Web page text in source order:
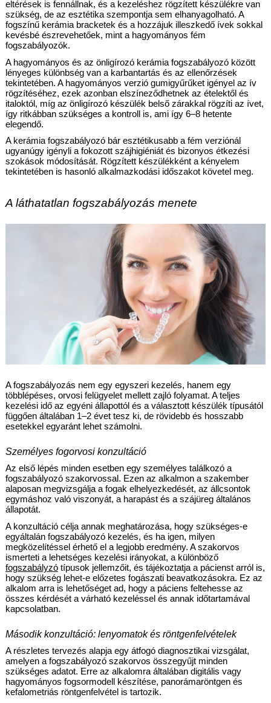
eltérések is fennállnak, és a kezeléshez rögzített készülékre van
szükség, de az esztétika szempontja sem elhanyagolható. A
fogszínű kerámia bracketek és a hozzájuk illeszkedő ívek sokkal
kevésbé észrevehetőek, mint a hagyományos fém
fogszabályozók.
A hagyományos és az önligírozó kerámia fogszabályozó között
lényeges különbség van a karbantartás és az ellenőrzések
tekintetében. A hagyományos verzió gumigyűrűket igényel az ív
rögzítéséhez, ezek azonban elszíneződhetnek az ételektől és
italoktól, míg az önligírozó készülék belső zárakkal rögzíti az ívet,
így ritkábban szükséges a kontroll is, ami így 6–8 hetente
elegendő.
A kerámia fogszabályozó bár esztétikusabb a fém verziónál
ugyanúgy igényli a fokozott szájhigiéniát és bizonyos étkezési
szokások módosítását. Rögzített készülékként a kényelem
tekintetében is hasonló alkalmazkodási időszakot követel meg.
A láthatatlan fogszabályozás menete
A fogszabályozás nem egy egyszeri kezelés, hanem egy
többlépéses, orvosi felügyelet mellett zajló folyamat. A teljes
kezelési idő az egyéni állapottól és a választott készülék típusától
függően általában 1–2 évet tesz ki, de rövidebb és hosszabb
esetekkel egyaránt lehet számolni.
Személyes fogorvosi konzultáció
Az első lépés minden esetben egy személyes találkozó a
fogszabályozó szakorvossal. Ezen az alkalmon a szakember
alaposan megvizsgálja a fogak elhelyezkedését, az állcsontok
egymáshoz való viszonyát, a harapást és a szájüreg általános
állapotát.
A konzultáció célja annak meghatározása, hogy szükséges-e
egyáltalán fogszabályozó kezelés, és ha igen, milyen
megközelítéssel érhető el a legjobb eredmény. A szakorvos
ismerteti a lehetséges kezelési irányokat, a különböző
fogszabályzó típusok jellemzőit, és tájékoztatja a pácienst arról is,
hogy szükség lehet-e előzetes fogászati beavatkozásokra. Ez az
alkalom arra is lehetőséget ad, hogy a páciens feltehesse az
összes kérdését a várható kezeléssel és annak időtartamával
kapcsolatban.
Második konzultáció: lenyomatok és röntgenfelvételek
A részletes tervezés alapja egy átfogó diagnosztikai vizsgálat,
amelyen a fogszabályozó szakorvos összegyűjt minden
szükséges adatot. Erre az alkalomra általában digitális vagy
hagyományos fogsormodell készítése, panorámaröntgen és
kefalometriás röntgenfelvétel is tartozik.